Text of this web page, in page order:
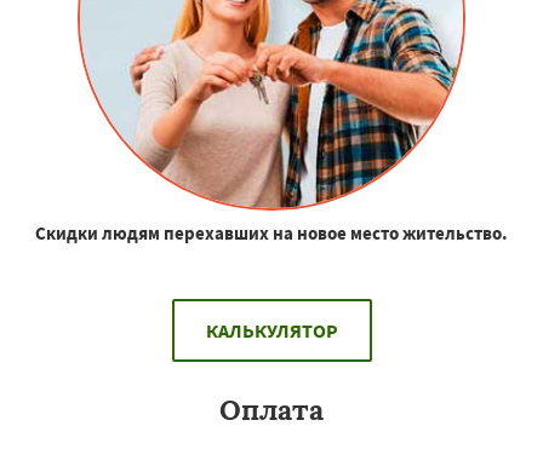
Скидки людям перехавших на новое место жительство.
КАЛЬКУЛЯТОР
Оплата